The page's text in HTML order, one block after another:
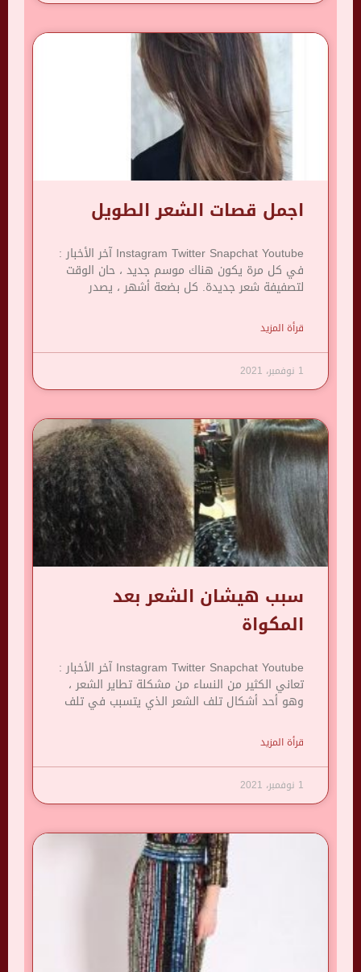
اجمل قصات الشعر الطويل
Instagram Twitter Snapchat Youtube آخر الأخبار :
في كل مرة يكون هناك موسم جديد ، حان الوقت
لتصفيفة شعر جديدة. كل بضعة أشهر ، يصدر
قرأة المزيد
1 نوفمبر، 2021
سبب هيشان الشعر بعد
المكواة
Instagram Twitter Snapchat Youtube آخر الأخبار :
تعاني الكثير من النساء من مشكلة تطاير الشعر ،
وهو أحد أشكال تلف الشعر الذي يتسبب في تلف
قرأة المزيد
1 نوفمبر، 2021